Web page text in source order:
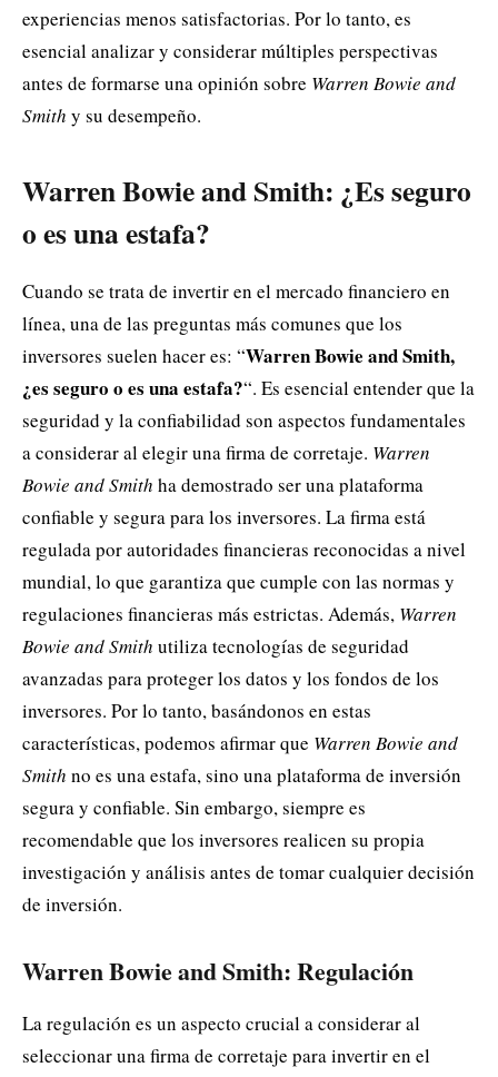
experiencias menos satisfactorias. Por lo tanto, es
esencial analizar y considerar múltiples perspectivas
antes de formarse una opinión sobre Warren Bowie and
Smith y su desempeño.
Warren Bowie and Smith: ¿Es seguro
o es una estafa?
Cuando se trata de invertir en el mercado financiero en
línea, una de las preguntas más comunes que los
inversores suelen hacer es: “Warren Bowie and Smith,
¿es seguro o es una estafa?“. Es esencial entender que la
seguridad y la confiabilidad son aspectos fundamentales
a considerar al elegir una firma de corretaje. Warren
Bowie and Smith ha demostrado ser una plataforma
confiable y segura para los inversores. La firma está
regulada por autoridades financieras reconocidas a nivel
mundial, lo que garantiza que cumple con las normas y
regulaciones financieras más estrictas. Además, Warren
Bowie and Smith utiliza tecnologías de seguridad
avanzadas para proteger los datos y los fondos de los
inversores. Por lo tanto, basándonos en estas
características, podemos afirmar que Warren Bowie and
Smith no es una estafa, sino una plataforma de inversión
segura y confiable. Sin embargo, siempre es
recomendable que los inversores realicen su propia
investigación y análisis antes de tomar cualquier decisión
de inversión.
Warren Bowie and Smith: Regulación
La regulación es un aspecto crucial a considerar al
seleccionar una firma de corretaje para invertir en el